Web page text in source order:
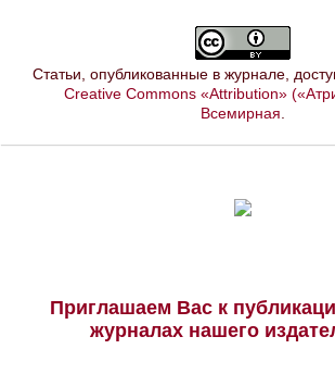
Статьи, опубликованные в журнале,
Creative Commons «Attribution»
Всемирная
Приглашаем Вас к
журналах нашего